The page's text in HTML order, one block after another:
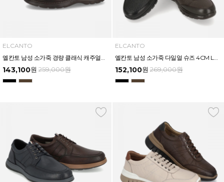
ELCANTO
143,100원 259,000원
ELCANTO
152,100원 269,000원